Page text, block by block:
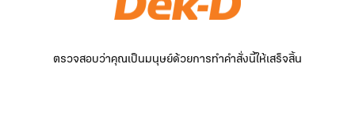
ตรวจสอบว่าคุณเป็นมนุษย์ด้วยการทำคำสั่งนี้ให้เสร็จสิ้น